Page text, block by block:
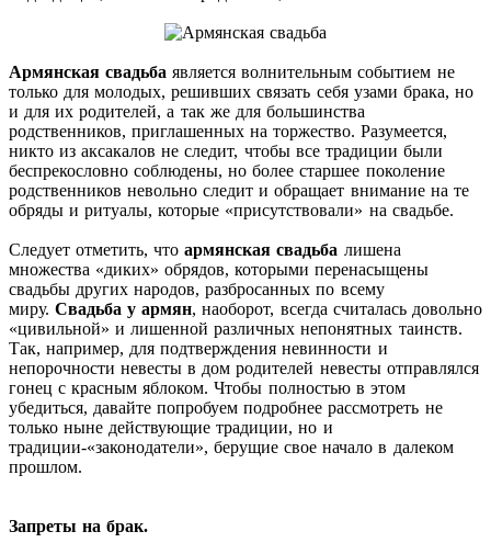
Армянская свадьба является волнительным событием не
только для молодых, решивших связать себя узами брака, но
и для их родителей, а так же для большинства
родственников, приглашенных на торжество. Разумеется,
никто из аксакалов не следит, чтобы все традиции были
беспрекословно соблюдены, но более старшее поколение
родственников невольно следит и обращает внимание на те
обряды и ритуалы, которые «присутствовали» на свадьбе.
Следует отметить, чтоармянская свадьба лишена
множества «диких» обрядов, которыми перенасыщены
свадьбы других народов, разбросанных по всему
миру.Свадьба у армян, наоборот, всегда считалась довольно
«цивильной» и лишенной различных непонятных таинств.
Так, например, для подтверждения невинности и
непорочности невесты в дом родителей невесты отправлялся
гонец с красным яблоком. Чтобы полностью в этом
убедиться, давайте попробуем подробнее рассмотреть не
только ныне действующие традиции, но и
традиции-«законодатели», берущие свое начало в далеком
прошлом.
Запреты на брак.